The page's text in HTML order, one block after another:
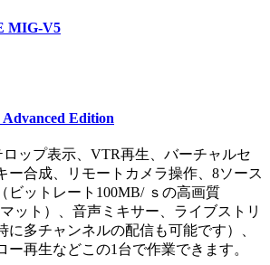
MIG-V5
Edition
ロップ表示、VTR再生、バーチャルセ
ー合成、リモートカメラ操作、8ソース
ビットレート100MB/ ｓの高画質
ット）、音声ミキサー、ライブストリ
に多チャンネルの配信も可能です）、
ー再生などこの1台で作業できます。